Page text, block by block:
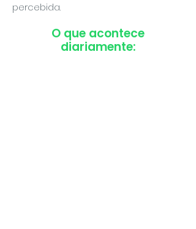
percebida.
O que acontece
diariamente: